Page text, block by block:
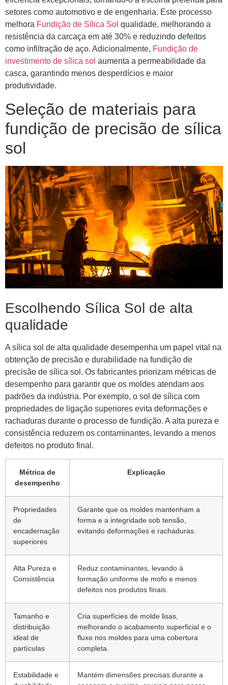
setores como automotivo e de engenharia. Este processo
melhora Fundição de Sílica Sol qualidade, melhorando a
resistência da carcaça em até 30% e reduzindo defeitos
como infiltração de aço. Adicionalmente, Fundição de
investimento de sílica sol aumenta a permeabilidade da
casca, garantindo menos desperdícios e maior
produtividade.
Seleção de materiais para
fundição de precisão de sílica
sol
Escolhendo Sílica Sol de alta
qualidade
A sílica sol de alta qualidade desempenha um papel vital na
obtenção de precisão e durabilidade na fundição de
precisão de sílica sol. Os fabricantes priorizam métricas de
desempenho para garantir que os moldes atendam aos
padrões da indústria. Por exemplo, o sol de sílica com
propriedades de ligação superiores evita deformações e
rachaduras durante o processo de fundição. A alta pureza e
consistência reduzem os contaminantes, levando a menos
defeitos no produto final.
Métrica de
desempenho
Explicação
Propriedades
de
encadernação
superiores
Garante que os moldes mantenham a
forma e a integridade sob tensão,
evitando deformações e rachaduras.
Alta Pureza e
Consistência
Reduz contaminantes, levando à
formação uniforme de mofo e menos
defeitos nos produtos finais.
Tamanho e
distribuição
ideal de
partículas
Cria superfícies de molde lisas,
melhorando o acabamento superficial e o
fluxo nos moldes para uma cobertura
completa.
Estabilidade e
Mantém dimensões precisas durante a